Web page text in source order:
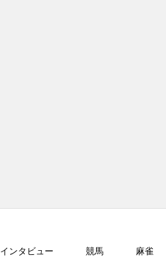
インタビュー 競馬 麻雀